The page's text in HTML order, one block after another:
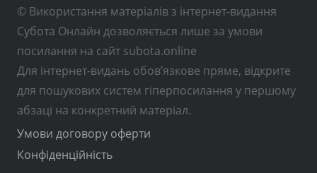
© Використання матеріалів з інтернет-видання
Субота Онлайн дозволяється лише за умови
посилання на сайт subota.online
Для інтернет-видань обов’язкове пряме, відкрите
для пошукових систем гіперпосилання у першому
абзаці на конкретний матеріал.
Умови договору оферти
Конфіденційність